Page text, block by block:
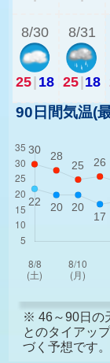
8/30
25| 18
8/31
25|18
90日間気温(
※ 46～90日の
とのタイアッ
づく予想です。